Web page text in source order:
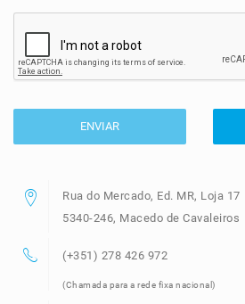
ENVIAR
Rua do Mercado, Ed. MR, Loja 17
5340-246, Macedo de Cavaleiros
(+351) 278 426 972
(Chamada para a rede fixa nacional)